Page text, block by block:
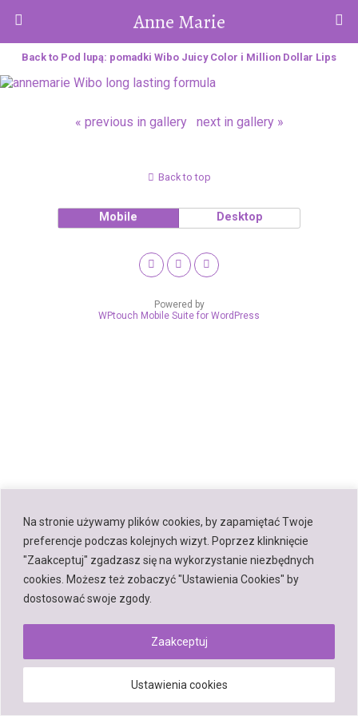
Na stronie używamy plików cookies, by zapamiętać Twoje
preferencje podczas kolejnych wizyt. Poprzez klinknięcie
"Zaakceptuj" zgadzasz się na wykorzystanie niezbędnych
cookies. Możesz też zobaczyć "Ustawienia Cookies" by
dostosować swoje zgody.
Ustawienia cookies
Zaakceptuj
Anne Marie
Back to Pod lupą: pomadki Wibo Juicy Color i Million Dollar Lips
« previous in gallery next in gallery »
Back to top
Mobile Desktop
Powered by
WPtouch Mobile Suite for WordPress